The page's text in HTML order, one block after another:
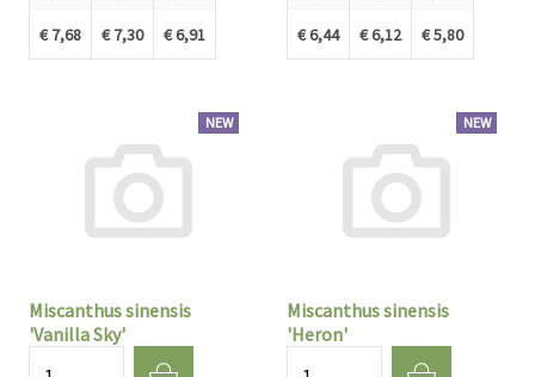
€ 7,68 € 7,30 € 6,91 € 6,44 € 6,12 € 5,80
NEW
Miscanthus sinensis
'Vanilla Sky'
NEW
Miscanthus sinensis
'Heron'